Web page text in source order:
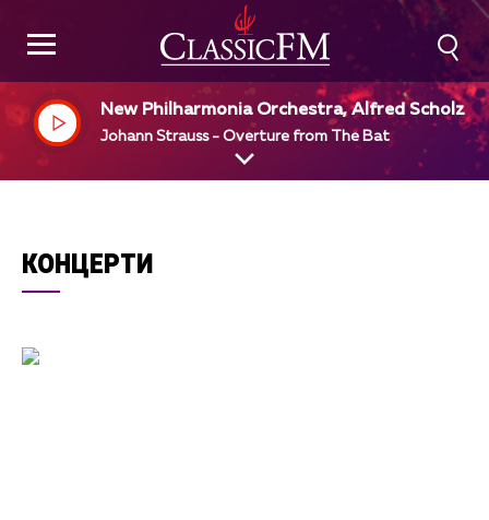
New Philharmonia Orchestra, Alfred Scholz,
Johann Strauss - Overture from The Bat
КОНЦЕРТИ